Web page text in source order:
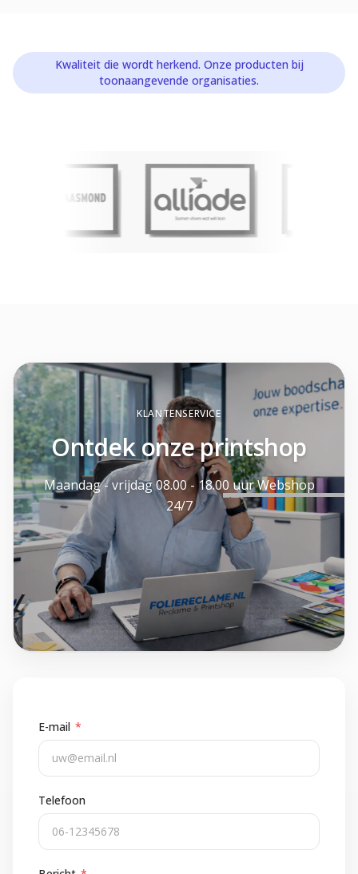
Kwaliteit die wordt herkend. Onze producten bij
toonaangevende organisaties.
KLANTENSERVICE
Ontdek onze printshop
Maandag - vrijdag 08.00 - 18.00 uur Webshop
24/7
E-mail *
Telefoon